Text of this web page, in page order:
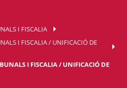
I FISCALIA
I FISCALIA / UNIFICACIÓ DE
I FISCALIA / UNIFICACIÓ DE